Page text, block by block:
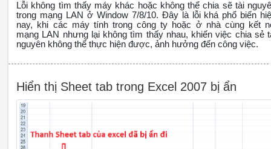
Lỗi không tìm thấy máy khác hoặc không thể chia sẽ tài
trong mạng LAN ở Window 7/8/10. Đây là lỗi khá phổ biến
nay, khi các máy tính trong công ty hoặc ở nhà cùng kết
mạng LAN nhưng lại không tìm thấy nhau, khiến việc chia sẻ
nguyên không thể thực hiện được, ảnh hưởng đến công việc.
Hiển thị Sheet tab trong Excel 2007 bị ẩn